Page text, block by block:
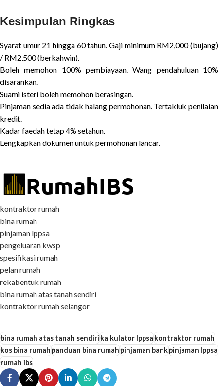
Kesimpulan Ringkas
Syarat umur 21 hingga 60 tahun. Gaji minimum RM2,000 (bujang)
/ RM2,500 (berkahwin).
Boleh memohon 100% pembiayaan. Wang pendahuluan 10%
disarankan.
Suami isteri boleh memohon berasingan.
Pinjaman sedia ada tidak halang permohonan. Tertakluk penilaian
kredit.
Kadar faedah tetap 4% setahun.
Lengkapkan dokumen untuk permohonan lancar.
kontraktor rumah
bina rumah
pinjaman lppsa
pengeluaran kwsp
spesifikasi rumah
pelan rumah
rekabentuk rumah
bina rumah atas tanah sendiri
kontraktor rumah selangor
bina rumah atas tanah sendirikalkulator lppsakontraktor rumah
kos bina rumahpanduan bina rumahpinjaman bankpinjaman lppsa
rumah ibs